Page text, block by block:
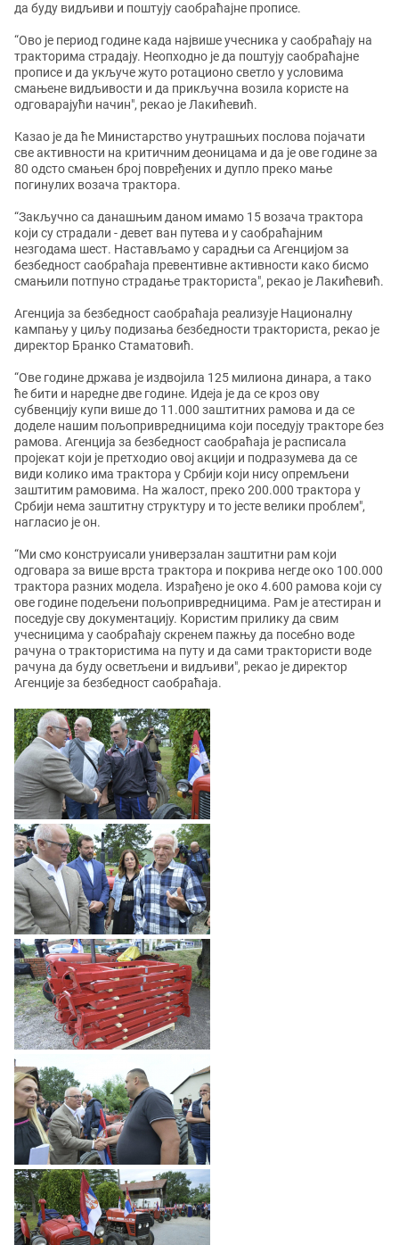
да буду видљиви и поштују саобраћајне прописе.
“Ово је период године када највише учесника у саобраћају на
тракторима страдају. Неопходно је да поштују саобраћајне
прописе и да укључе жуто ротационо светло у условима
смањене видљивости и да прикључна возила користе на
одговарајући начин", рекао је Лакићевић.
Казао је да ће Министарство унутрашњих послова појачати
све активности на критичним деоницама и да је ове године за
80 одсто смањен број повређених и дупло преко мање
погинулих возача трактора.
“Закључно са данашњим даном имамо 15 возача трактора
који су страдали - девет ван путева и у саобраћајним
незгодама шест. Настављамо у сарадњи са Агенцијом за
безбедност саобраћаја превентивне активности како бисмо
смањили потпуно страдање тракториста", рекао је Лакићевић.
Агенција за безбедност саобраћаја реализује Националну
кампању у циљу подизања безбедности тракториста, рекао је
директор Бранко Стаматовић.
“Ове године држава је издвојила 125 милиона динара, а тако
ће бити и наредне две године. Идеја је да се кроз ову
субвенцију купи више до 11.000 заштитних рамова и да се
доделе нашим пољопривредницима који поседују тракторе без
рамова. Агенција за безбедност саобраћаја је расписала
пројекат који је претходио овој акцији и подразумева да се
види колико има трактора у Србији који нису опремљени
заштитим рамовима. На жалост, преко 200.000 трактора у
Србији нема заштитну структуру и то јесте велики проблем",
нагласио је он.
“Ми смо конструисали универзалан заштитни рам који
одговара за више врста трактора и покрива негде око 100.000
трактора разних модела. Израђено је око 4.600 рамова који су
ове године подељени пољопривредницима. Рам је атестиран и
поседује сву документацију. Користим прилику да свим
учесницима у саобраћају скренем пажњу да посебно воде
рачуна о трактористима на путу и да сами трактористи воде
рачуна да буду осветљени и видљиви", рекао је директор
Агенције за безбедност саобраћаја.